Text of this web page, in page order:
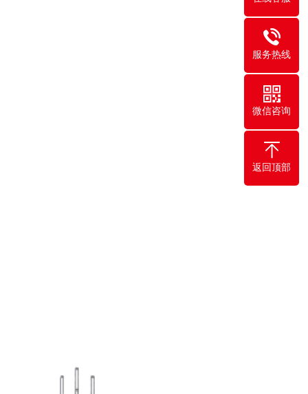
服务热线
微信咨询
返回顶部